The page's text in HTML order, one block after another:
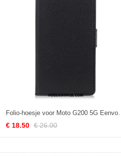
Folio-hoesje
€ 18.50 € 26.00